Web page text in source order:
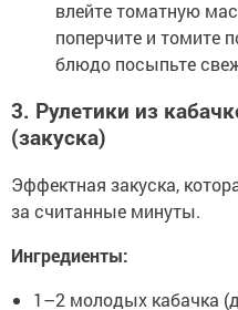
влейте томатную
поперчите и томите
блюдо посыпьте
3. Рулетики из
(закуска)
Эффектная закуска,
за считанные минуты.
Ингредиенты:
1–2 молодых кабачка